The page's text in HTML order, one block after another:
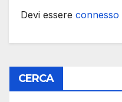
Devi essere connesso
CERCA